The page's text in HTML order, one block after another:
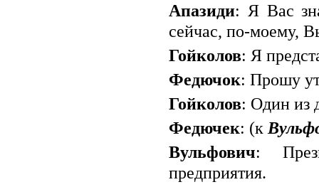
Апазиди: Я Вас
сейчас, по-моему,
Гойколов: Я
Федючок: Прошу
Гойколов: Один из
Федючек: (к
Вульфович:
предприятия.